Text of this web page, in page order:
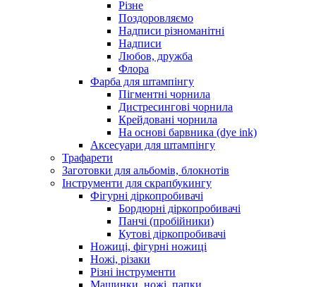
Різне
Поздоровляємо
Надписи різноманітні
Надписи
Любов, дружба
Флора
Фарба для штампінгу
Пігментні чорнила
Дистресингові чорнила
Крейдовані чорнила
На основі барвника (dye ink)
Аксесуари для штампінгу
Трафарети
Заготовки для альбомів, блокнотів
Інструменти для скрапбукингу
Фігурні діркопробивачі
Бордюрні діркопробивачі
Панчі (пробійники)
Кутові діркопробивачі
Ножиці, фігурні ножиці
Ножі, різаки
Різні інструменти
Машинки, ножі, папки